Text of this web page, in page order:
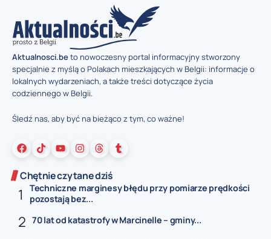
Aktualnosci.beto nowoczesny portal informacyjny stworzony
specjalnie z myślą o Polakach mieszkających w Belgii: informacje o
lokalnych wydarzeniach, a także treści dotyczące życia
codziennego w Belgii.
Śledź nas, aby być na bieżąco z tym, co ważne!
Chętnie czytane dziś
Techniczne marginesy błędu przy pomiarze prędkości
pozostają bez...
70 lat od katastrofy w Marcinelle – gminy...